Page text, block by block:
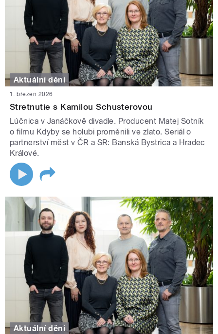
Aktuální dění
1. březen 2026
Stretnutie s Kamilou Schusterovou
Lúčnica v Janáčkově divadle. Producent Matej Sotník
o filmu Kdyby se holubi proměnili ve zlato. Seriál o
partnerství měst v ČR a SR: Banská Bystrica a Hradec
Králové.
Aktuální dění